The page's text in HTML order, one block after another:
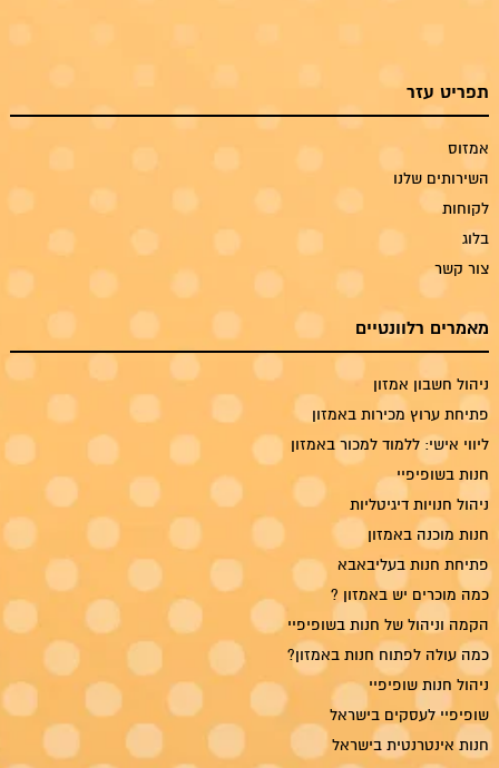
תפריט עזר
אמזוס
השירותים שלנו
לקוחות
בלוג
צור קשר
מאמרים רלוונטיים
ניהול חשבון אמזון
פתיחת ערוץ מכירות באמזון
ליווי אישי: ללמוד למכור באמזון
חנות בשופיפיי
ניהול חנויות דיגיטליות
חנות מוכנה באמזון
פתיחת חנות בעליבאבא
כמה מוכרים יש באמזון ?
הקמה וניהול של חנות בשופיפיי
כמה עולה לפתוח חנות באמזון?
ניהול חנות שופיפיי
שופיפיי לעסקים בישראל
חנות אינטרנטית בישראל